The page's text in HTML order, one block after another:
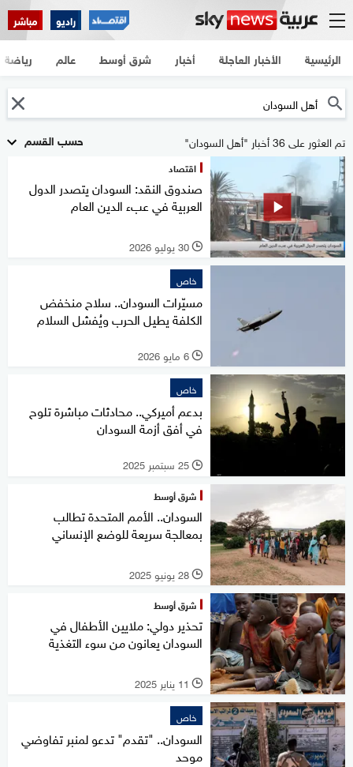
راديو مباشر
الرئيسية الأخبار العاجلة أخبار شرق أوسط عالم رياضة
حسب القسم تم العثور على 36 أخبار "أهل السودان"
اقتصاد
صندوق النقد: السودان يتصدر الدول
العربية في عبء الدين العام
l 30 يوليو 2026
خاص
مسيّرات السودان.. سلاح منخفض
الكلفة يطيل الحرب ويُفشل السلام
l 6 مايو 2026
خاص
بدعم أميركي.. محادثات مباشرة تلوح
في أفق أزمة السودان
l 25 سبتمبر 2025
شرق أوسط
السودان.. الأمم المتحدة تطالب
بمعالجة سريعة للوضع الإنساني
l 28 يونيو 2025
شرق أوسط
تحذير دولي: ملايين الأطفال في
السودان يعانون من سوء التغذية
l 11 يناير 2025
خاص
السودان.. "تقدم" تدعو لمنبر تفاوضي
موحد